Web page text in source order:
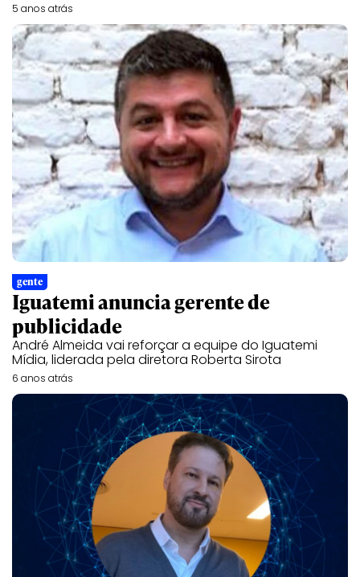
5 anos atrás
gente
Iguatemi anuncia gerente de
publicidade
André Almeida vai reforçar a equipe do Iguatemi
Mídia, liderada pela diretora Roberta Sirota
6 anos atrás